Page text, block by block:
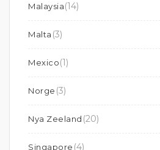
Malaysia(14)
Malta (3)
Mexico(1)
Norge (3)
Nya Zeeland (20)
Singapore (4)